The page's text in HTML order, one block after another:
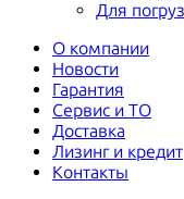
Для
О компании
Новости
Гарантия
Сервис и ТО
Доставка
Лизинг и кредит
Контакты